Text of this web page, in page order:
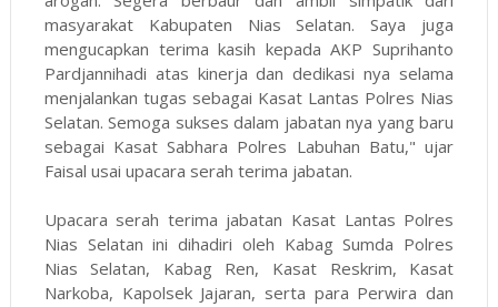
masyarakat Kabupaten Nias Selatan. Saya juga
mengucapkan terima kasih kepada AKP Suprihanto
Pardjannihadi atas kinerja dan dedikasi nya selama
menjalankan tugas sebagai Kasat Lantas Polres Nias
Selatan. Semoga sukses dalam jabatan nya yang baru
sebagai Kasat Sabhara Polres Labuhan Batu," ujar
Faisal usai upacara serah terima jabatan.
Upacara serah terima jabatan Kasat Lantas Polres
Nias Selatan ini dihadiri oleh Kabag Sumda Polres
Nias Selatan, Kabag Ren, Kasat Reskrim, Kasat
Narkoba, Kapolsek Jajaran, serta para Perwira dan